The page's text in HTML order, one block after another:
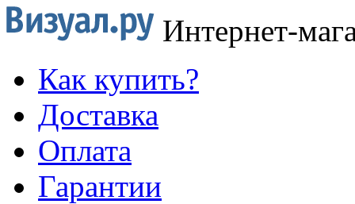
Интернет-
Как купить?
Доставка
Оплата
Гарантии